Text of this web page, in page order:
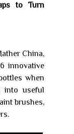
to Turn
China,
innovative
when
into useful
brushes,